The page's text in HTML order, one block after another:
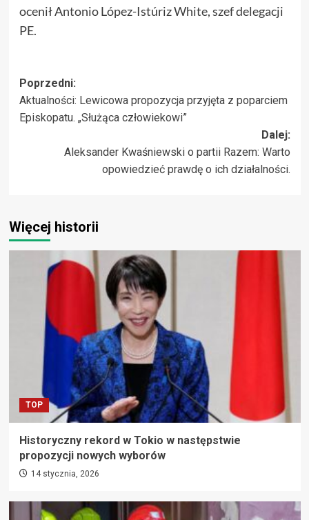
ocenił Antonio López-Istúriz White, szef delegacji
PE.
Zobacz
wpisy
Poprzedni:
Aktualności: Lewicowa propozycja przyjęta z poparciem
Episkopatu. „Służąca człowiekowi”
Dalej:
Aleksander Kwaśniewski o partii Razem: Warto
opowiedzieć prawdę o ich działalności.
Więcej historii
TOP
Historyczny rekord w Tokio w następstwie
propozycji nowych wyborów
14 stycznia, 2026